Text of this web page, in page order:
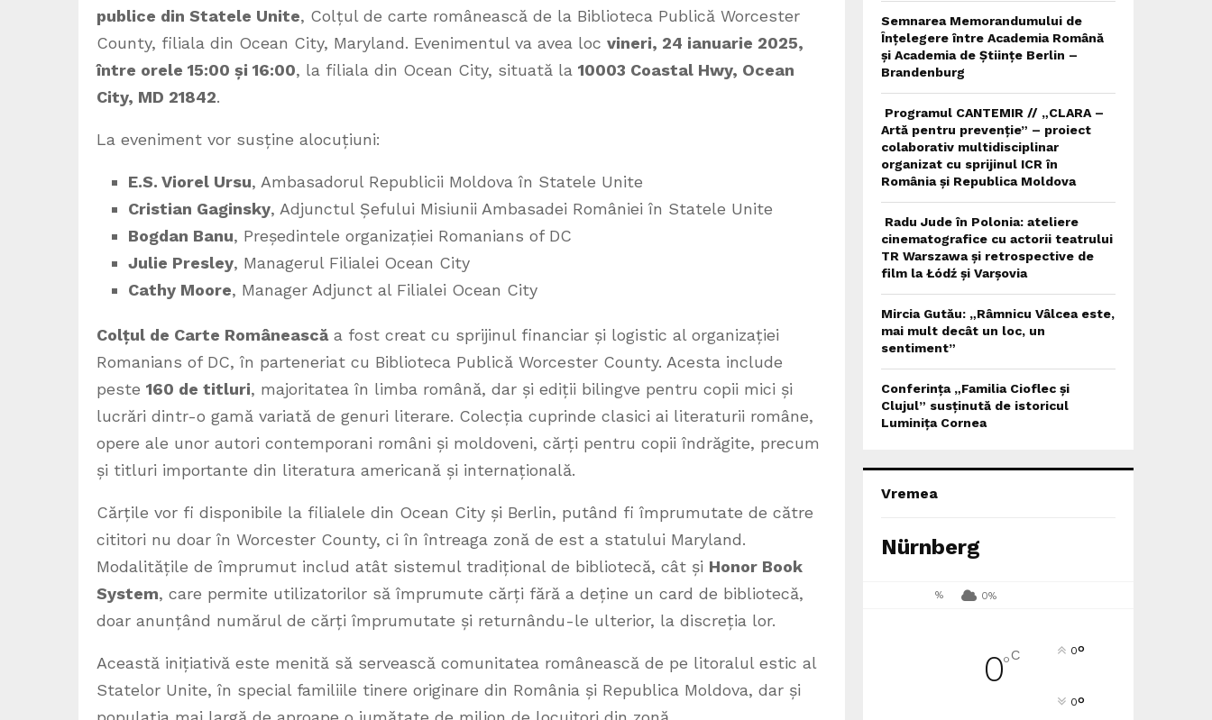
publice din Statele Unite, Colțul de carte românească de la Biblioteca Publică Worcester
County, filiala din Ocean City, Maryland. Evenimentul va avea loc vineri, 24 ianuarie 2025,
între orele 15:00 și 16:00, la filiala din Ocean City, situată la 10003 Coastal Hwy, Ocean
City, MD 21842.
La eveniment vor susține alocuțiuni:
E.S. Viorel Ursu, Ambasadorul Republicii Moldova în Statele Unite
Cristian Gaginsky, Adjunctul Șefului Misiunii Ambasadei României în Statele Unite
Bogdan Banu, Președintele organizației Romanians of DC
Julie Presley, Managerul Filialei Ocean City
Cathy Moore, Manager Adjunct al Filialei Ocean City
Colțul de Carte Româneascăa fost creat cu sprijinul financiar și logistic al organizației
Romanians of DC, în parteneriat cu Biblioteca Publică Worcester County. Acesta include
peste 160 de titluri, majoritatea în limba română, dar și ediții bilingve pentru copii mici și
lucrări dintr-o gamă variată de genuri literare. Colecția cuprinde clasici ai literaturii române,
opere ale unor autori contemporani români și moldoveni, cărți pentru copii îndrăgite, precum
și titluri importante din literatura americană și internațională.
Cărțile vor fi disponibile la filialele din Ocean City și Berlin, putând fi împrumutate de către
cititori nu doar în Worcester County, ci în întreaga zonă de est a statului Maryland.
Modalitățile de împrumut includ atât sistemul tradițional de bibliotecă, cât și Honor Book
System, care permite utilizatorilor să împrumute cărți fără a deține un card de bibliotecă,
doar anunțând numărul de cărți împrumutate și returnându-le ulterior, la discreția lor.
Această inițiativă este menită să servească comunitatea românească de pe litoralul estic al
Statelor Unite, în special familiile tinere originare din România și Republica Moldova, dar și
Semnarea Memorandumului de
Înțelegere între Academia Română
și Academia de Științe Berlin –
Brandenburg
Programul CANTEMIR // „CLARA –
Artă pentru prevenție” – proiect
colaborativ multidisciplinar
organizat cu sprijinul ICR în
România și Republica Moldova
Radu Jude în Polonia: ateliere
cinematografice cu actorii teatrului
TR Warszawa și retrospective de
film la Łódź și Varșovia
Mircia Gutău: „Râmnicu Vâlcea este,
mai mult decât un loc, un
sentiment”
Conferința „Familia Cioflec și
Clujul” susținută de istoricul
Luminița Cornea
Vremea
Nürnberg
% 0%
0°C 0°
0°